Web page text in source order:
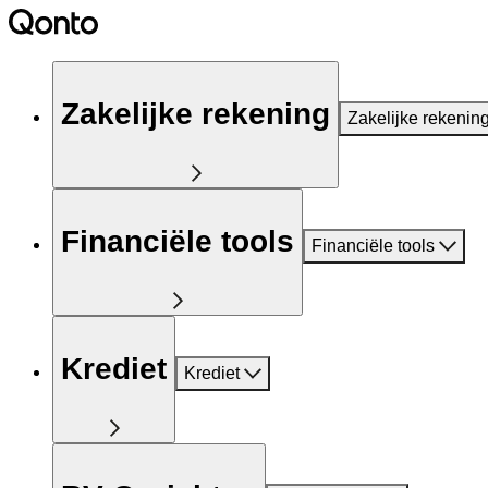
Zakelijke rekening Zakelijke
Financiële tools Financiële tools
Krediet Krediet